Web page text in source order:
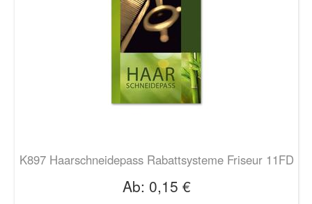
K897 Haarschneidepass Rabattsysteme Friseur 11FD
Ab: 0,15 €